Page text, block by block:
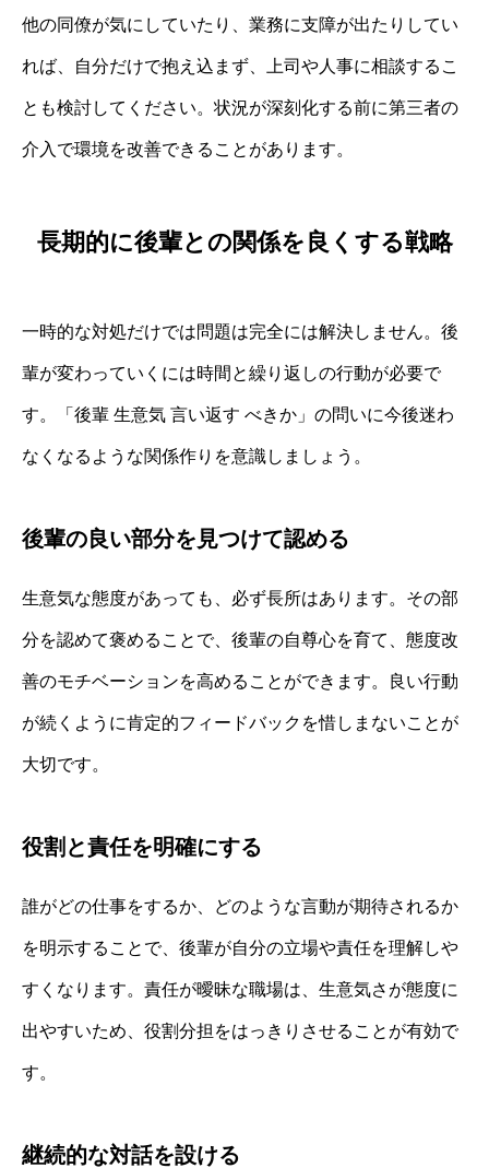
他の同僚が気にしていたり、業務に支障が出たりしてい
れば、自分だけで抱え込まず、上司や人事に相談するこ
とも検討してください。状況が深刻化する前に第三者の
介入で環境を改善できることがあります。
長期的に後輩との関係を良くする戦略
一時的な対処だけでは問題は完全には解決しません。後
輩が変わっていくには時間と繰り返しの行動が必要で
す。「後輩 生意気 言い返す べきか」の問いに今後迷わ
なくなるような関係作りを意識しましょう。
後輩の良い部分を見つけて認める
生意気な態度があっても、必ず長所はあります。その部
分を認めて褒めることで、後輩の自尊心を育て、態度改
善のモチベーションを高めることができます。良い行動
が続くように肯定的フィードバックを惜しまないことが
大切です。
役割と責任を明確にする
誰がどの仕事をするか、どのような言動が期待されるか
を明示することで、後輩が自分の立場や責任を理解しや
すくなります。責任が曖昧な職場は、生意気さが態度に
出やすいため、役割分担をはっきりさせることが有効で
す。
継続的な対話を設ける